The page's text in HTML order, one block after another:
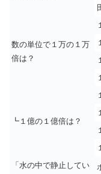
数の単位で１万の１万
倍は？
┗１億の１億倍は？
「水の中で静止してい